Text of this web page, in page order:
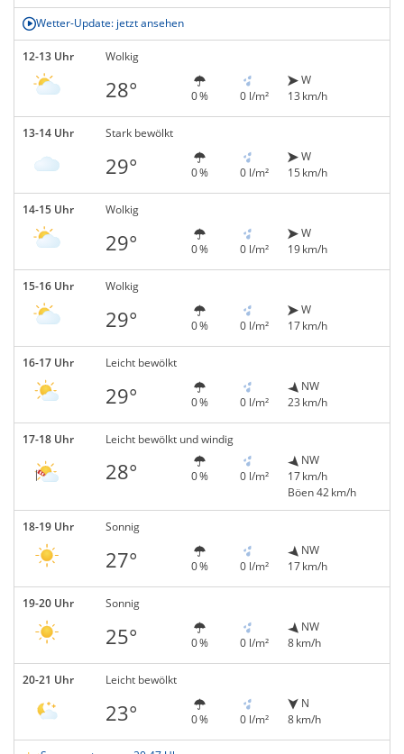
Wetter-Update: jetzt ansehen
12-13 Uhr Wolkig
28° 0 % 0 l/m²
W
13 km/h
13-14 Uhr Stark bewölkt
29° 0 % 0 l/m²
W
15 km/h
14-15 Uhr Wolkig
29° 0 % 0 l/m²
W
19 km/h
15-16 Uhr Wolkig
29° 0 % 0 l/m²
W
17 km/h
16-17 Uhr Leicht bewölkt
29° 0 % 0 l/m²
NW
23 km/h
17-18 Uhr Leicht bewölkt und windig
28° 0 % 0 l/m²
NW
17 km/h
Böen 42 km/h
18-19 Uhr Sonnig
27° 0 % 0 l/m²
NW
17 km/h
19-20 Uhr Sonnig
25° 0 % 0 l/m²
NW
8 km/h
20-21 Uhr Leicht bewölkt
23° 0 % 0 l/m²
N
8 km/h